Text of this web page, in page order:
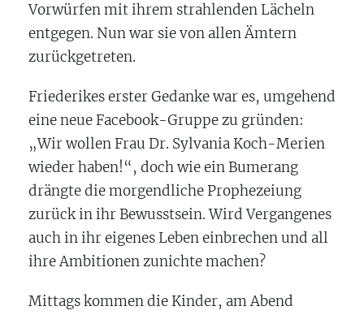
Vorwürfen mit ihrem strahlenden Lächeln
entgegen. Nun war sie von allen Ämtern
zurückgetreten.
Friederikes erster Gedanke war es, umgehend
eine neue Facebook-Gruppe zu gründen:
„Wir wollen Frau Dr. Sylvania Koch-Merien
wieder haben!“, doch wie ein Bumerang
drängte die morgendliche Prophezeiung
zurück in ihr Bewusstsein. Wird Vergangenes
auch in ihr eigenes Leben einbrechen und all
ihre Ambitionen zunichte machen?
Mittags kommen die Kinder, am Abend